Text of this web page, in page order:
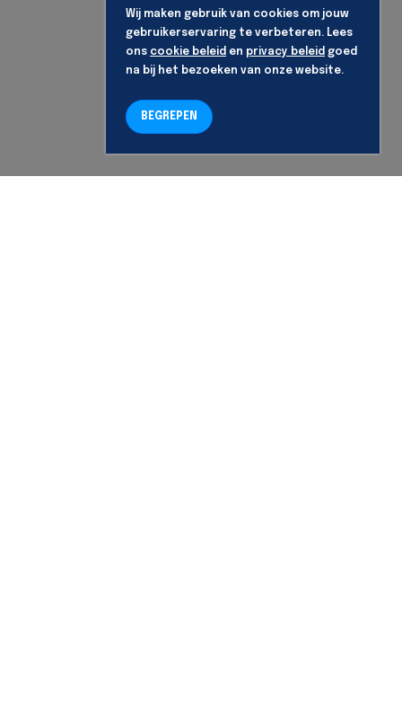
Wij maken gebruik van cookies om jouw
gebruikerservaring te verbeteren. Lees
ons cookie beleid en privacy beleid goed
na bij het bezoeken van onze website.
BEGREPEN